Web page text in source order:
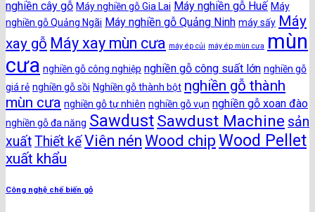
nghiền cây gỗ Máy nghiền gỗ Gia Lai Máy nghiền gỗ Huế Máy
nghiền gỗ Quảng Ngãi Máy nghiền gỗ Quảng Ninh máy sấy Máy
xay gỗ Máy xay mùn cưa máy ép củi máy ép mùn cưa mùn
cưa nghiền gỗ công nghiệp nghiền gỗ công suất lớn nghiền gỗ
giá rẻ nghiền gỗ sồi Nghiền gỗ thành bột nghiền gỗ thành
mùn cưa nghiền gỗ tự nhiên nghiền gỗ vụn nghiền gỗ xoan đào
nghiền gỗ đa năng SawdustSawdust Machine sản
xuấtThiết kếViên nén Wood chip Wood Pellet
xuất khẩu
Công nghệ chế biến gỗ